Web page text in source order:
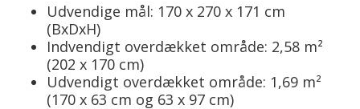
Udvendige mål: 170 x 270 x 171 cm
(BxDxH)
Indvendigt overdækket område: 2,58 m²
(202 x 170 cm)
Udvendigt overdækket område: 1,69 m²
(170 x 63 cm og 63 x 97 cm)